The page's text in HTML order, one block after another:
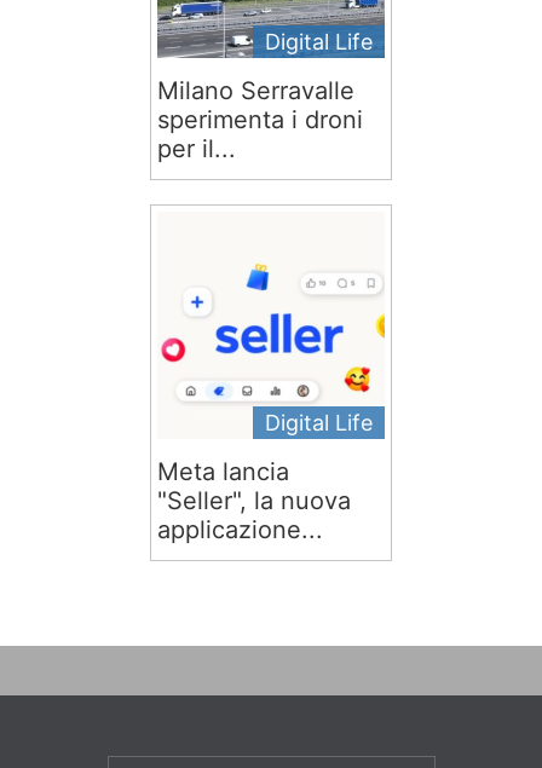
Digital Life
Milano Serravalle
sperimenta i droni
per il...
Digital Life
Meta lancia
"Seller", la nuova
applicazione...